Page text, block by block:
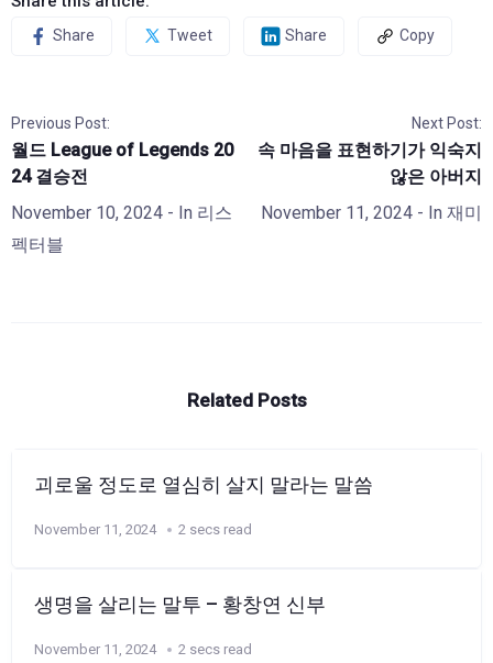
Share Tweet Share Copy
Previous Post:
월드 League of Legends 20
24 결승전
November 10, 2024 - In 리스
펙터블
Next Post:
속 마음을 표현하기가 익숙지
않은 아버지
November 11, 2024 - In 재미
Related Posts
괴로울 정도로 열심히 살지 말라는 말씀
November 11, 2024 2 secs read
생명을 살리는 말투 – 황창연 신부
November 11, 2024 2 secs read